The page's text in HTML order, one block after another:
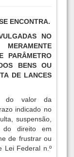
ENCONTRA.
NO
PARÂMETRO
BENS OU
DE LANCES
do valor da
indicado no
suspensão,
do direito em
de frustrar ou
Lei Federal n.º